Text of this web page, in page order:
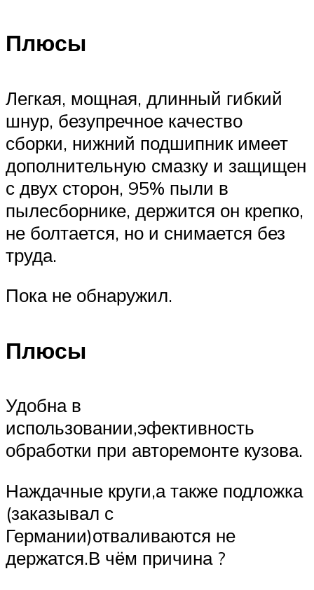
Плюсы
Легкая, мощная, длинный гибкий
шнур, безупречное качество
сборки, нижний подшипник имеет
дополнительную смазку и защищен
с двух сторон, 95% пыли в
пылесборнике, держится он крепко,
не болтается, но и снимается без
труда.
Пока не обнаружил.
Плюсы
Удобна в
использовании,эфективность
обработки при авторемонте кузова.
Наждачные круги,а также подложка
(заказывал с
Германии)отваливаются не
держатся.В чём причина ?